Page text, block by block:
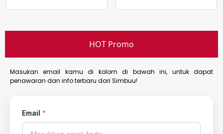
HOT Promo
Masukan email kamu di kolom di bawah ini, untuk dapat
penawaran dan info terbaru dari Simbuu!
Email *